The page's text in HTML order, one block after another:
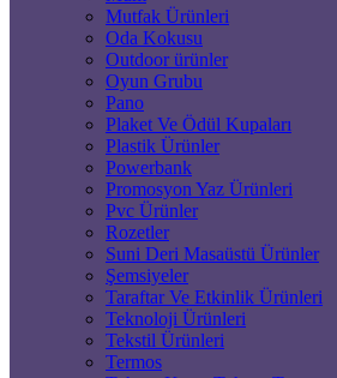
Mutfak Ürünleri
Oda Kokusu
Outdoor ürünler
Oyun Grubu
Pano
Plaket Ve Ödül Kupaları
Plastik Ürünler
Powerbank
Promosyon Yaz Ürünleri
Pvc Ürünler
Rozetler
Suni Deri Masaüstü Ürünler
Şemsiyeler
Taraftar Ve Etkinlik Ürünleri
Teknoloji Ürünleri
Tekstil Ürünleri
Termos